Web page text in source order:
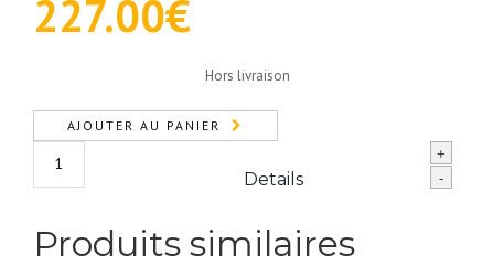
227.00€
Hors livraison
AJOUTER AU PANIER
10/40
+
-
Details
Produits similaires